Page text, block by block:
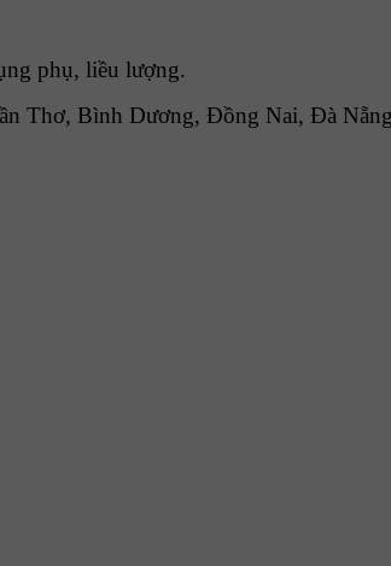
phụ, liều lượng.
Thơ, Bình Dương, Đồng Nai, Đà